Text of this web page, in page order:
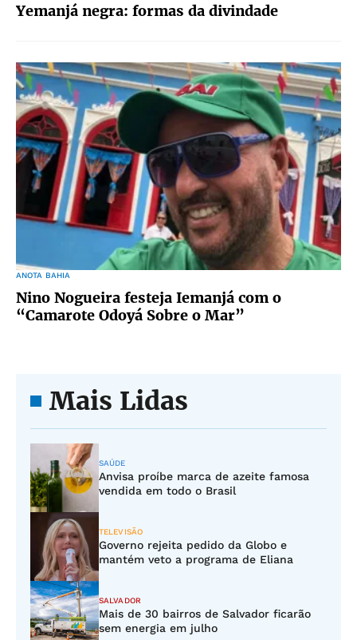
Yemanjá negra: formas da divindade
ANOTA BAHIA
Nino Nogueira festeja Iemanjá com o
“Camarote Odoyá Sobre o Mar”
Mais Lidas
SAÚDE
Anvisa proíbe marca de azeite famosa
vendida em todo o Brasil
TELEVISÃO
Governo rejeita pedido da Globo e
mantém veto a programa de Eliana
SALVADOR
Mais de 30 bairros de Salvador ficarão
sem energia em julho